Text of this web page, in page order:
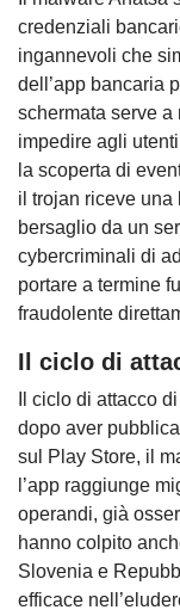
credenziali
ingannevoli che
dell’app bancaria
schermata serve a
impedire agli
la scoperta di
il trojan riceve una
bersaglio da un
cybercriminali di
portare a termine
fraudolente
Il ciclo di
Il ciclo di attacco
dopo aver
sul Play Store, il
l’app raggiunge
operandi, già
hanno colpito
Slovenia e
efficace